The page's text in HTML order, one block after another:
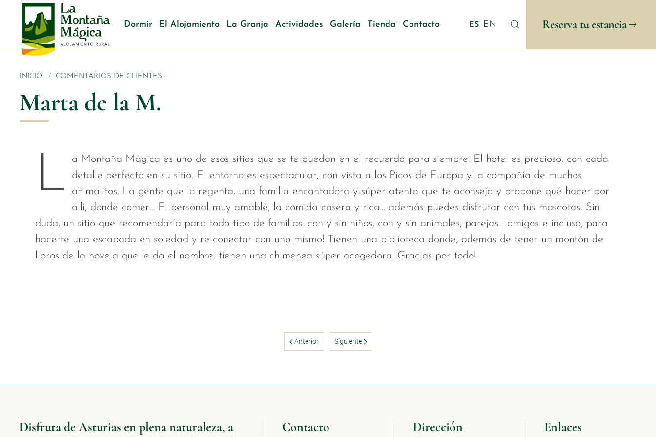
Dormir El Alojamiento La Granja Actividades Galería Tienda Contacto ES EN Reserva tu estancia
INICIO COMENTARIOS DE CLIENTES
Marta de la M.
L
a Montaña Mágica es uno de esos sitios que se te quedan en el recuerdo para siempre. El hotel es precioso, con cada
detalle perfecto en su sitio. El entorno es espectacular, con vista a los Picos de Europa y la compañía de muchos
animalitos. La gente que lo regenta, una familia encantadora y súper atenta que te aconseja y propone qué hacer por
allí, donde comer… El personal muy amable, la comida casera y rica… además puedes disfrutar con tus mascotas. Sin
duda, un sitio que recomendaría para todo tipo de familias: con y sin niños, con y sin animales, parejas… amigos e incluso, para
hacerte una escapada en soledad y re-conectar con uno mismo! Tienen una biblioteca donde, además de tener un montón de
libros de la novela que le da el nombre, tienen una chimenea súper acogedora. Gracias por todo!
Anterior Siguiente
Disfruta de Asturias en plena naturaleza, a
Contacto Dirección Enlaces